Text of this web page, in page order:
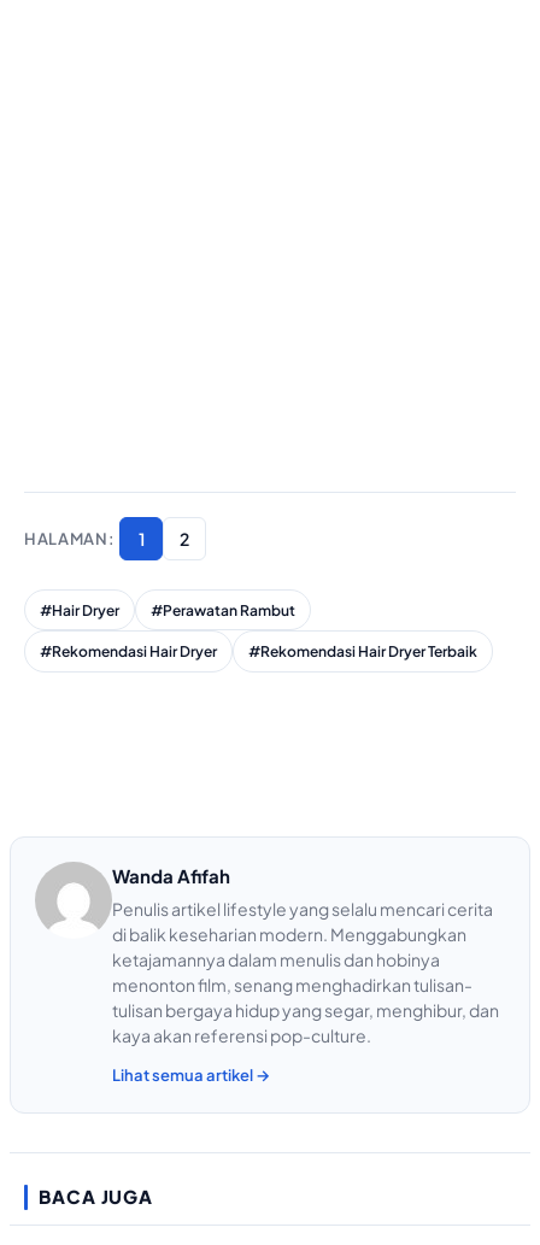
1 2
#Hair Dryer #Perawatan Rambut
#Rekomendasi Hair Dryer #Rekomendasi Hair Dryer Terbaik
Wanda Afifah
Penulis artikel lifestyle yang selalu mencari cerita
di balik keseharian modern. Menggabungkan
ketajamannya dalam menulis dan hobinya
menonton film, senang menghadirkan tulisan-
tulisan bergaya hidup yang segar, menghibur, dan
kaya akan referensi pop-culture.
Lihat semua artikel →
BACA JUGA